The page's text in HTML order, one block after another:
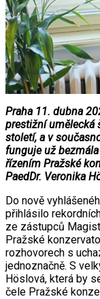
Praha 11. dubna
prestižní umělecká
století, a v
funguje už
řízením Pražské
PaedDr. Veronika
Do nově
přihlásilo
ze zástupců
Pražské
rozhovorech s
jednoznačně. S
Höslová, která by
čele Pražské